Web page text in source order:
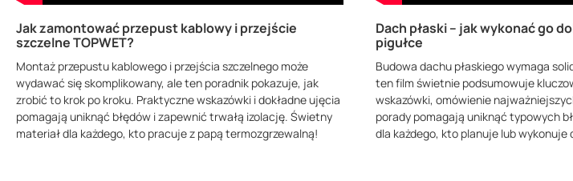
Jak zamontować przepust kablowy i przejście
szczelne TOPWET?
Montaż przepustu kablowego i przejścia szczelnego może
wydawać się skomplikowany, ale ten poradnik pokazuje, jak
zrobić to krok po kroku. Praktyczne wskazówki i dokładne ujęcia
pomagają uniknąć błędów i zapewnić trwałą izolację. Świetny
materiał dla każdego, kto pracuje z papą termozgrzewalną!
Dach płaski – jak wykonać go
pigułce
Budowa dachu płaskiego wymaga
ten film świetnie podsumowuje
wskazówki, omówienie
porady pomagają uniknąć typowych
dla każdego, kto planuje lub wykonuje